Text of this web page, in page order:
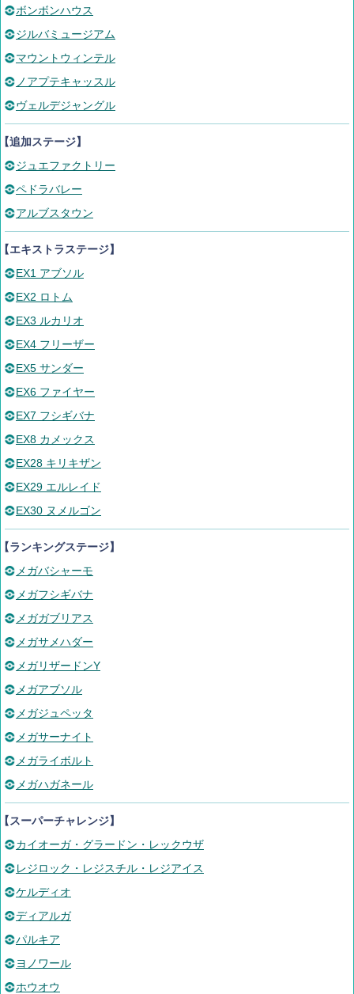
ボンボンハウス
ジルバミュージアム
マウントウィンテル
ノアプテキャッスル
ヴェルデジャングル
追加ステージ】
ジュエファクトリー
ペドラバレー
アルブスタウン
エキストラステージ】
EX1 アブソル
EX2 ロトム
EX3 ルカリオ
EX4 フリーザー
EX5 サンダー
EX6 ファイヤー
EX7 フシギバナ
EX8 カメックス
EX28 キリキザン
EX29 エルレイド
EX30 ヌメルゴン
ランキングステージ】
メガバシャーモ
メガフシギバナ
メガガブリアス
メガサメハダー
メガリザードンY
メガアブソル
メガジュペッタ
メガサーナイト
メガライボルト
メガハガネール
スーパーチャレンジ】
カイオーガ・グラードン・レックウザ
レジロック・レジスチル・レジアイス
ケルディオ
ディアルガ
パルキア
ヨノワール
ホウオウ